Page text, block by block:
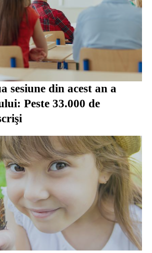
sesiune din acest an a
Peste 33.000 de